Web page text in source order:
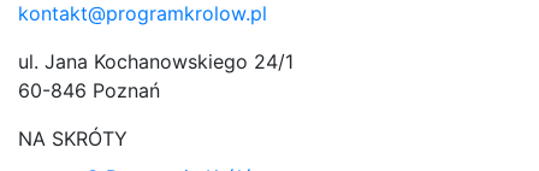
kontakt@programkrolow.pl
ul. Jana Kochanowskiego 24/1
60-846 Poznań
NA SKRÓTY